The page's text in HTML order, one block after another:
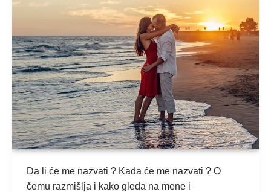
Da li će me nazvati ? Kada će me nazvati ? O
čemu razmišlja i kako gleda na mene i
me
nazvati
?